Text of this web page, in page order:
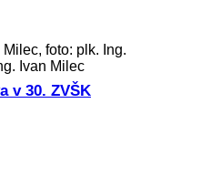
foto: plk. Ing.
Ivan Milec
v 30. ZVŠK